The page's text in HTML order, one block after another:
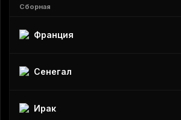
Сборная
Франция
Сенегал
Ирак